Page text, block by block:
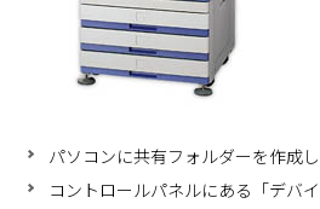
パソコンに共有フォルダーを作成
コントロールパネルにある「デバ